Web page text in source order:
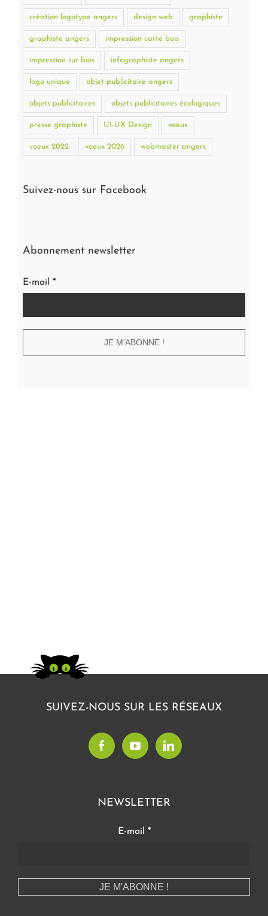
création logotype angers design web graphiste
graphiste angers impression carte bois
impression sur bois infographiste angers
logo unique objet publicitaire angers
objets publicitaires objets publicitaires écologiques
presse graphiste UI-UX Design voeux
voeux 2022 voeux 2026 webmaster angers
Suivez-nous sur Facebook
Abonnement newsletter
E-mail *
SUIVEZ-NOUS SUR LES RÉSEAUX
NEWSLETTER
E-mail *